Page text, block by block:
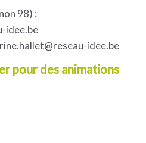
98) :
idee.be
idee.be
pour des animations